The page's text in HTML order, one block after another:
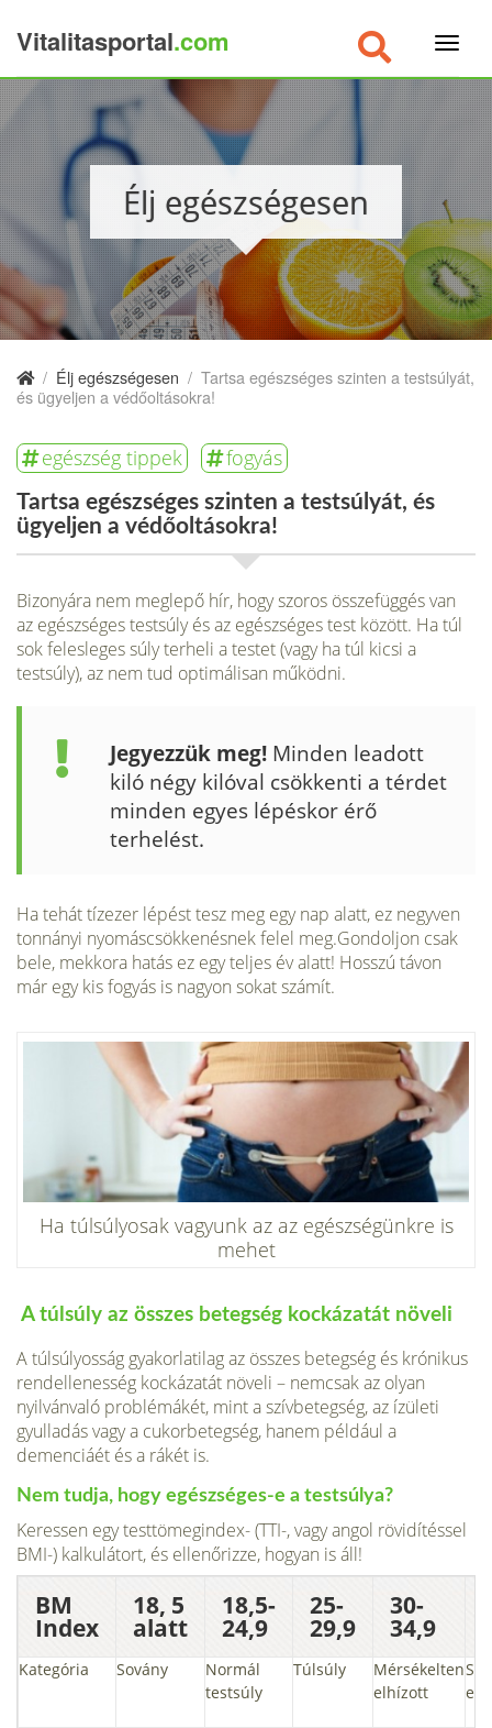
Vitalitasportal.com
Élj egészségesen
/ Élj egészségesen / Tartsa egészséges szinten a testsúlyát,
és ügyeljen a védőoltásokra!
egészség tippek fogyás
Tartsa egészséges szinten a testsúlyát, és
ügyeljen a védőoltásokra!
Bizonyára nem meglepő hír, hogy szoros összefüggés van
az egészséges testsúly és az egészséges test között. Ha túl
sok felesleges súly terheli a testet (vagy ha túl kicsi a
testsúly), az nem tud optimálisan működni.
Jegyezzük meg! Minden leadott
kiló négy kilóval csökkenti a térdet
minden egyes lépéskor érő
terhelést.
Ha tehát tízezer lépést tesz meg egy nap alatt, ez negyven
tonnányi nyomáscsökkenésnek felel meg.Gondoljon csak
bele, mekkora hatás ez egy teljes év alatt! Hosszú távon
már egy kis fogyás is nagyon sokat számít.
Ha túlsúlyosak vagyunk az az egészségünkre is
mehet
A túlsúly az összes betegség kockázatát növeli
A túlsúlyosság gyakorlatilag az összes betegség és krónikus
rendellenesség kockázatát növeli – nemcsak az olyan
nyilvánvaló problémákét, mint a szívbetegség, az ízületi
gyulladás vagy a cukorbetegség, hanem például a
demenciáét és a rákét is.
Nem tudja, hogy egészséges-e a testsúlya?
Keressen egy testtömegindex- (TTI-, vagy angol rövidítéssel
BMI-) kalkulátort, és ellenőrizze, hogyan is áll!
BM
Index
18, 5
alatt
18,5-
24,9
25-
29,9
30-
34,9
Kategória Sovány
Normál
testsúly
Túlsúly
Mérsékelten
elhízott
×